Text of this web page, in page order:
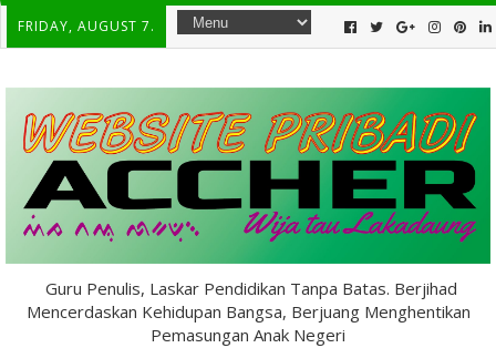
FRIDAY, AUGUST 7.
Guru Penulis, Laskar Pendidikan Tanpa Batas. Berjihad
Mencerdaskan Kehidupan Bangsa, Berjuang Menghentikan
Pemasungan Anak Negeri